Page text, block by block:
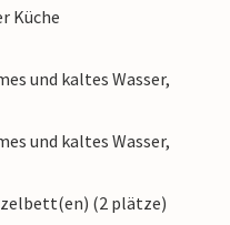
Küche
und kaltes Wasser,
und kaltes Wasser,
(2 plätze)